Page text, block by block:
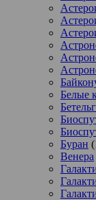
Белые
Буран
Венера